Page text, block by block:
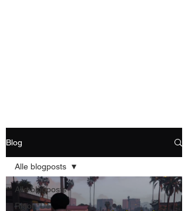
Blog
Alle blogposts
Rigor "De
Alle blogposts